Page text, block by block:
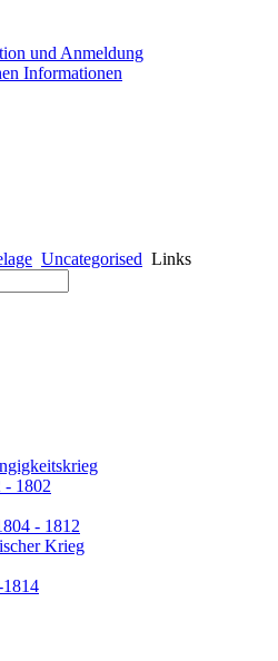
und Anmeldung
Informationen
Uncategorised Links
- 1802
- 1812
Krieg